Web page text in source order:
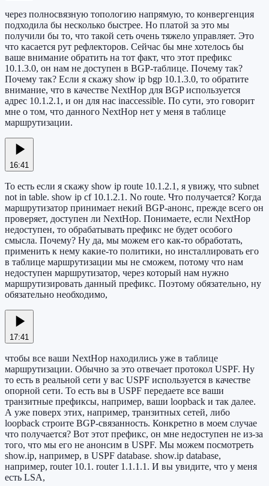
через полносвязную топологию напрямую, то конвергенция
подходила бы несколько быстрее. Но платой за это мы
получили бы то, что такой сеть очень тяжело управляет. Это
что касается рут рефлекторов. Сейчас бы мне хотелось бы
ваше внимание обратить на тот факт, что этот префикс
10.1.3.0, он нам не доступен в BGP-таблице. Почему так?
Почему так? Если я скажу show ip bgp 10.1.3.0, то обратите
внимание, что в качестве NextHop для BGP используется
адрес 10.1.2.1, и он для нас inaccessible. По сути, это говорит
мне о том, что данного NextHop нет у меня в таблице
маршрутизации.
16:41
То есть если я скажу show ip route 10.1.2.1, я увижу, что subnet
not in table. show ip cf 10.1.2.1. No route. Что получается? Когда
маршрутизатор принимает некий BGP-анонс, прежде всего он
проверяет, доступен ли NextHop. Понимаете, если NextHop
недоступен, то обрабатывать префикс не будет особого
смысла. Почему? Ну да, мы можем его как-то обработать,
применить к нему какие-то политики, но инсталлировать его
в таблице маршрутизации мы не сможем, потому что нам
недоступен маршрутизатор, через который нам нужно
маршрутизировать данный префикс. Поэтому обязательно, ну
обязательно необходимо,
17:41
чтобы все ваши NextHop находились уже в таблице
маршрутизации. Обычно за это отвечает протокол USPF. Ну
то есть в реальной сети у вас USPF используется в качестве
опорной сети. То есть вы в USPF передаете все ваши
транзитные префиксы, например, ваши loopback и так далее.
А уже поверх этих, например, транзитных сетей, либо
loopback строите BGP-связанность. Конкретно в моем случае
что получается? Вот этот префикс, он мне недоступен не из-за
того, что мы его не анонсим в USPF. Мы можем посмотреть
show.ip, например, в USPF database. show.ip database,
например, router 10.1. router 1.1.1.1. И вы увидите, что у меня
есть LSA,